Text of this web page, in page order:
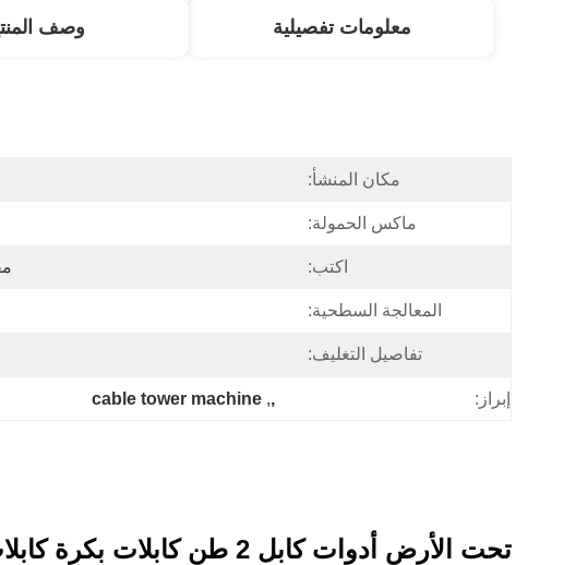
معلومات تفصيلية وصف
مكان المنشأ:
ماكس الحمولة:
اكتب:
المعالجة السطحية:
تفاصيل التغليف:
إبراز: ,
,
cable tower machine
تحت الأرض أدوات كابل 2 طن كابلات بكرة كابلات مقطورة نقل سيارة